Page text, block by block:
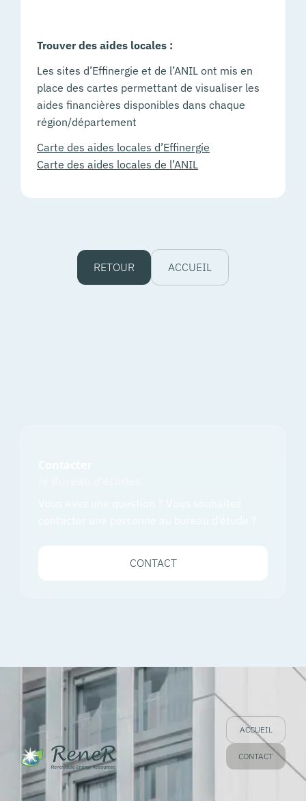
Trouver des aides locales :
Les sites d’Effinergie et de l’ANIL ont mis en
place des cartes permettant de visualiser les
aides financières disponibles dans chaque
région/département
Carte des aides locales d’Effinergie
Carte des aides locales de l’ANIL
RETOUR ACCUEIL
CONTACT
ACCUEIL
CONTACT